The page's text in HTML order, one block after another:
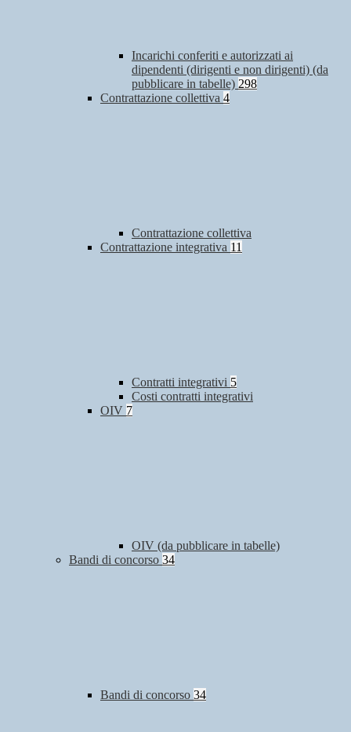
Incarichi conferiti e autorizzati ai
dipendenti (dirigenti e non dirigenti) (da
pubblicare in tabelle) 298
Contrattazione collettiva 4
Contrattazione collettiva
Contrattazione integrativa 11
Contratti integrativi 5
Costi contratti integrativi
OIV 7
OIV (da pubblicare in tabelle)
Bandi di concorso 34
Bandi di concorso 34